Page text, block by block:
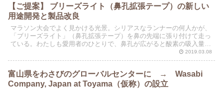
【ご提案】 ブリーズライト（鼻孔拡張テープ）の新しい
用途開発と製品改良
マラソン大会でよく見かける光景。シリアスなランナーの何人かが、
「ブリーズライト」（鼻孔拡張テープ）を鼻の先端に張り付けて走っ
ている。わたしも愛用者のひとりで、鼻孔が広がると酸素の吸入量が
増えて走りやすくなる（ような気持ちになる）。走り始めた...2019.03.08
富山県をわさびのグローバルセンターに → Wasabi
Company, Japan at Toyama（仮称）の設立